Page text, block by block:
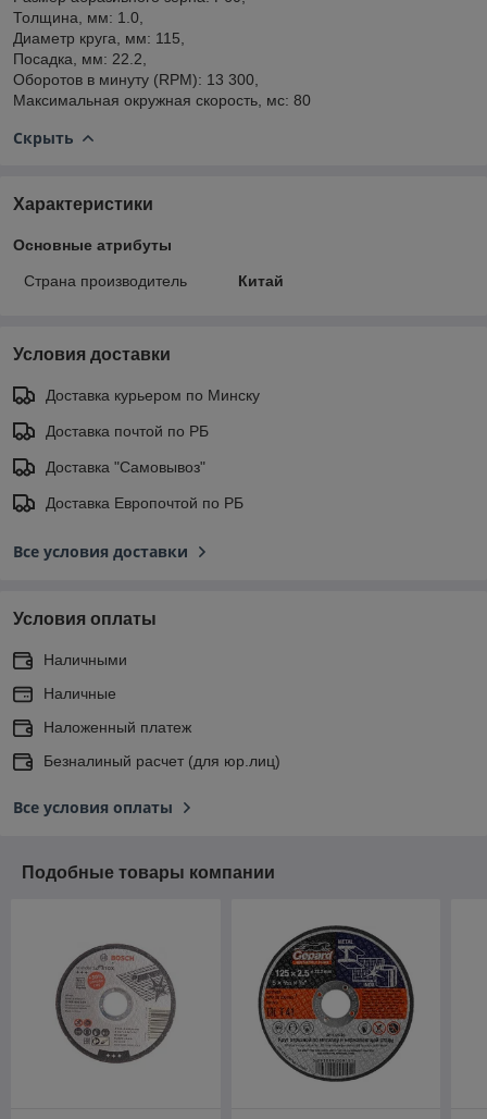
Толщина, мм: 1.0,
Диаметр круга, мм: 115,
Посадка, мм: 22.2,
Оборотов в минуту (RPM): 13 300,
Максимальная окружная скорость, мс: 80
Скрыть
Характеристики
Основные атрибуты
Страна производитель Китай
Условия доставки
Доставка курьером по Минску
Доставка почтой по РБ
Доставка "Самовывоз"
Доставка Европочтой по РБ
Все условия доставки
Условия оплаты
Наличными
Наличные
Наложенный платеж
Безналиный расчет (для юр.лиц)
Все условия оплаты
Подобные товары компании